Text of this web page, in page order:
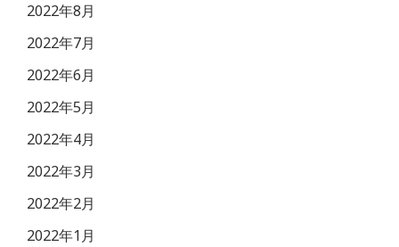
2022年8月
2022年7月
2022年6月
2022年5月
2022年4月
2022年3月
2022年2月
2022年1月